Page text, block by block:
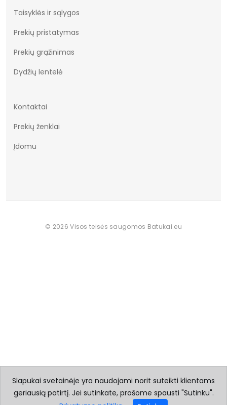
Taisyklės ir sąlygos
Prekių pristatymas
Prekių grąžinimas
Dydžių lentelė
Kontaktai
Prekių ženklai
Įdomu
© 2026 Visos teisės saugomos Batukai.eu
Slapukai svetainėje yra naudojami norit suteikti klientams
geriausią patirtį. Jei sutinkate, prašome spausti "Sutinku".